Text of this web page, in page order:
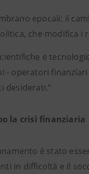
epocali: il
che modifica i
e
operatori
desiderati.”
la crisi finanziaria
è stato
in difficoltà e il